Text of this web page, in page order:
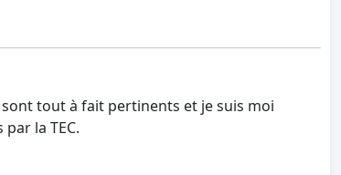
tout à fait pertinents et je suis moi
la TEC.